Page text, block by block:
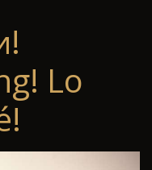
Lo